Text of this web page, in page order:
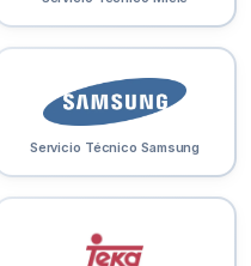
Servicio Técnico Samsung